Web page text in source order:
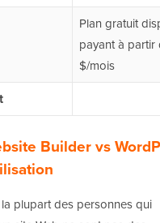
Plan gratuit
payant à partir
$/mois
Builder vs
plupart des personnes qui